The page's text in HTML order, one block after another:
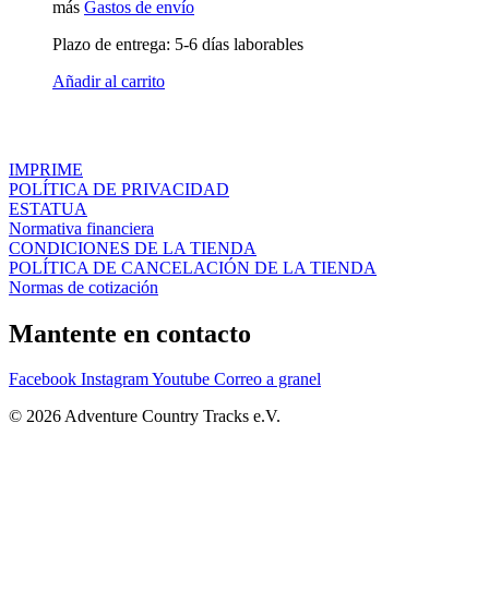
más Gastos de envío
Plazo de entrega: 5-6 días laborables
Añadir al carrito
IMPRIME
POLÍTICA DE PRIVACIDAD
ESTATUA
Normativa financiera
CONDICIONES DE LA TIENDA
POLÍTICA DE CANCELACIÓN DE LA TIENDA
Normas de cotización
Mantente en contacto
Facebook InstagramYoutube Correo a granel
© 2026 Adventure Country Tracks e.V.